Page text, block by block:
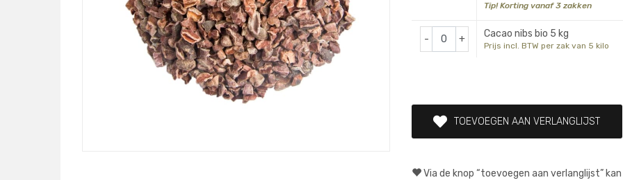
Tip! Korting vanaf 3 zakken
- + Cacao nibs bio 5 kg
Prijs incl. BTW per zak van 5 kilo
TOEVOEGEN AAN VERLANGLIJST
Via de knop “toevoegen aan verlanglijst”